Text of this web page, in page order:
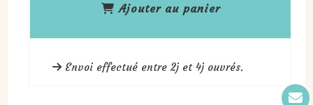
Ajouter au panier
Envoi effectué entre 2j et 4j ouvrés.